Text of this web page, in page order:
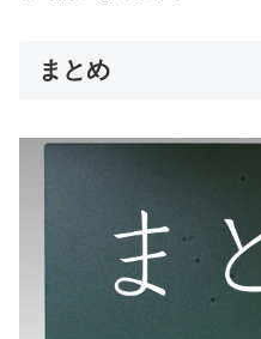
まとめ